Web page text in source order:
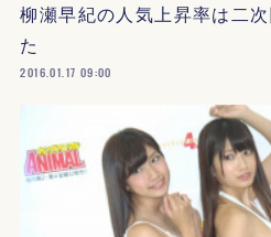
柳瀬早紀の人気上昇率は二
た
2016.01.17 09:00